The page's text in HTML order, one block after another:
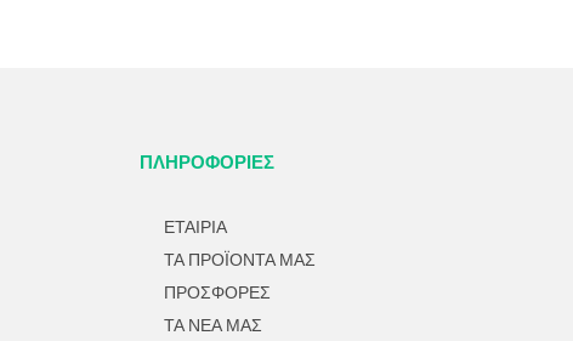
ΠΛΗΡΟΦΟΡΙΕΣ
ΕΤΑΙΡΙΑ
ΤΑ ΠΡΟΪΟΝΤΑ ΜΑΣ
ΠΡΟΣΦΟΡΕΣ
ΤΑ ΝΕΑ ΜΑΣ